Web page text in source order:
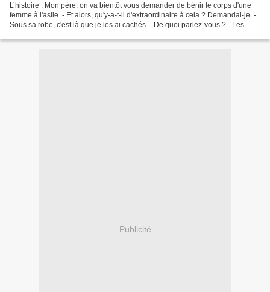
L’histoire : Mon père, on va bientôt vous demander de bénir le corps d'une
femme à l'asile. - Et alors, qu'y-a-t-il d'extraordinaire à cela ? Demandai-je. -
Sous sa robe, c'est là que je les ai cachés. - De quoi parlez-vous ? - Les
Publicité